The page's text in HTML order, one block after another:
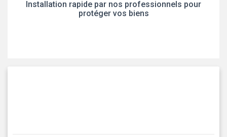
Installation rapide par nos professionnels pour
protéger vos biens